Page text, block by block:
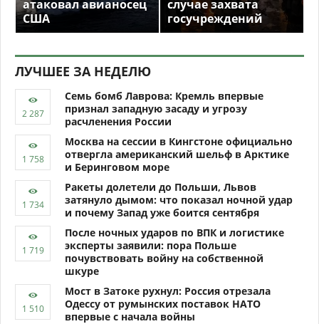
атаковал авианосец
США
случае захвата
госучреждений
ЛУЧШЕЕ ЗА НЕДЕЛЮ
Семь бомб Лаврова: Кремль впервые
признал западную засаду и угрозу
расчленения России
Москва на сессии в Кингстоне официально
отвергла американский шельф в Арктике
и Беринговом море
Ракеты долетели до Польши, Львов
затянуло дымом: что показал ночной удар
и почему Запад уже боится сентября
После ночных ударов по ВПК и логистике
эксперты заявили: пора Польше
почувствовать войну на собственной
шкуре
Мост в Затоке рухнул: Россия отрезала
Одессу от румынских поставок НАТО
впервые с начала войны